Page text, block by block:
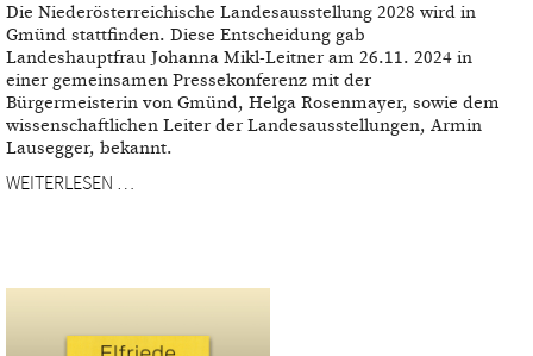
Die Niederösterreichische Landesausstellung 2028 wird in
Gmünd stattfinden. Diese Entscheidung gab
Landeshauptfrau Johanna Mikl-Leitner am 26.11. 2024 in
einer gemeinsamen Pressekonferenz mit der
Bürgermeisterin von Gmünd, Helga Rosenmayer, sowie dem
wissenschaftlichen Leiter der Landesausstellungen, Armin
Lausegger, bekannt.
WEITERLESEN …